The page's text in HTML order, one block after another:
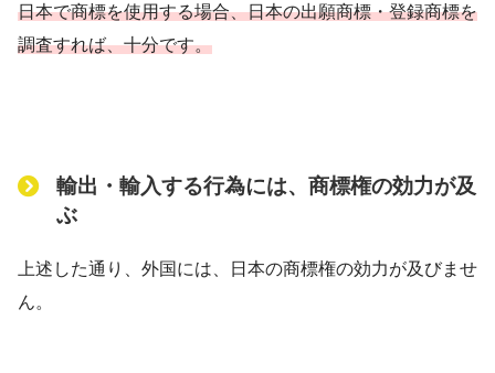
日本で商標を使用する場合、日本の出願商標・登録商標を
調査すれば、十分です。
輸出・輸入する行為には、商標権の効力が及
ぶ
上述した通り、外国には、日本の商標権の効力が及びませ
ん。